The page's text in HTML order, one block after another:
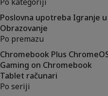
Po kategoriji
Poslovna upotreba Igranje
Obrazovanje
Po premazu
Chromebook Plus
Gaming on Chromebook
Tablet računari
Po seriji